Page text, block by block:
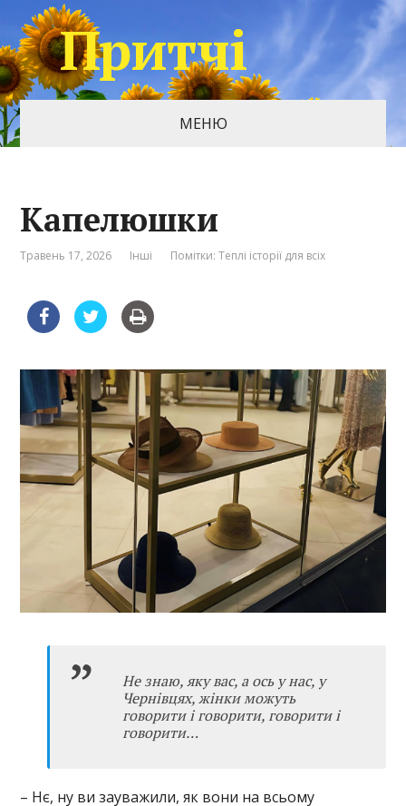
Притчі
МЕНЮ
Капелюшки
Травень 17, 2026 Інші Помітки:Теплі історії для всіх
Не знаю, яку вас, а ось у нас, у
Чернівцях, жінки можуть
говорити і говорити, говорити і
говорити…
– Нє, ну ви зауважили, як вони на всьому